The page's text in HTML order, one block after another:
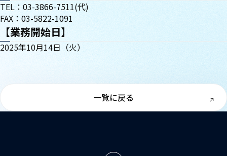
TEL：03-3866-7511(代)
FAX：03-5822-1091
【業務開始日】
2025年10月14日（火）
一覧に戻る